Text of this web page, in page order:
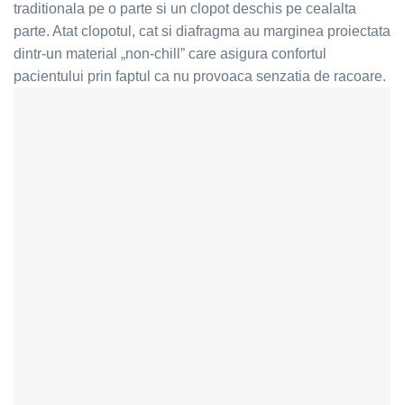
traditionala pe o parte si un clopot deschis pe cealalta
parte. Atat clopotul, cat si diafragma au marginea proiectata
dintr-un material „non-chill” care asigura confortul
pacientului prin faptul ca nu provoaca senzatia de racoare.